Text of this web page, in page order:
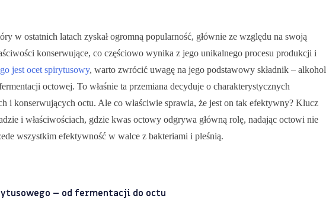
w ostatnich latach zyskał ogromną popularność, głównie ze względu na swoją
konserwujące, co częściowo wynika z jego unikalnego procesu produkcji i
jest ocet spirytusowy, warto zwrócić uwagę na jego podstawowy składnik – alkohol
octowej. To właśnie ta przemiana decyduje o charakterystycznych
i konserwujących octu. Ale co właściwie sprawia, że jest on tak efektywny? Klucz
i właściwościach, gdzie kwas octowy odgrywa główną rolę, nadając octowi nie
wszystkim efektywność w walce z bakteriami i pleśnią.
– od fermentacji do octu